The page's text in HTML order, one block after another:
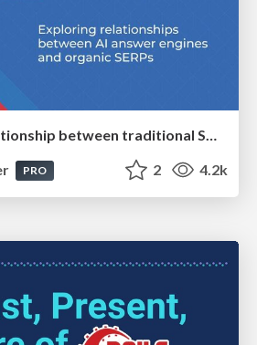
Exploring the relationship between traditional SERPs and Gen AI search
PRO 2 4.2k